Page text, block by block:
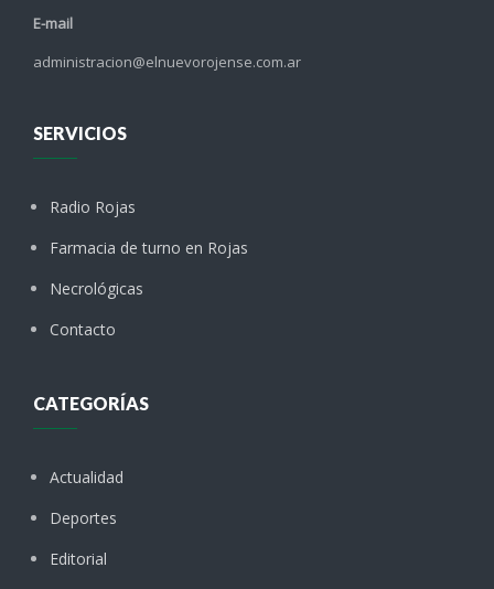
E-mail
administracion@elnuevorojense.com.ar
SERVICIOS
Radio Rojas
Farmacia de turno en Rojas
Necrológicas
Contacto
CATEGORÍAS
Actualidad
Deportes
Editorial